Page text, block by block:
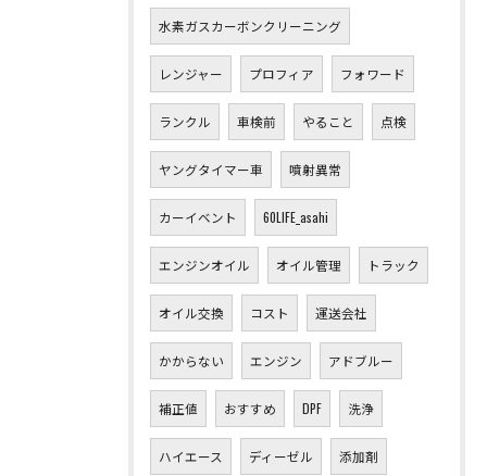
水素ガスカーボンクリーニング
レンジャー プロフィア フォワード
ランクル 車検前 やること 点検
ヤングタイマー車 噴射異常
カーイベント 60LIFE_asahi
エンジンオイル オイル管理 トラック
オイル交換 コスト 運送会社
かからない エンジン アドブルー
補正値 おすすめ DPF 洗浄
ハイエース ディーゼル 添加剤